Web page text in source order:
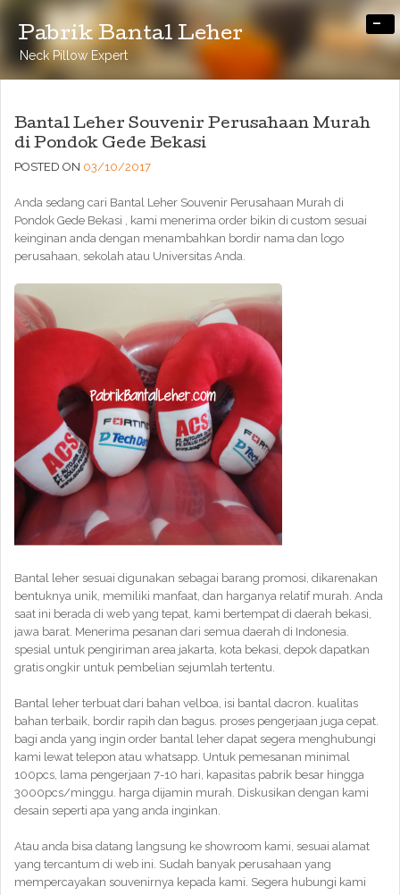
Pabrik Bantal Leher
Neck Pillow Expert
-
Bantal Leher Souvenir Perusahaan Murah
di Pondok Gede Bekasi
POSTED ON 03/10/2017
Anda sedang cari Bantal Leher Souvenir Perusahaan Murah di
Pondok Gede Bekasi , kami menerima order bikin di custom sesuai
keinginan anda dengan menambahkan bordir nama dan logo
perusahaan, sekolah atau Universitas Anda.
Bantal leher sesuai digunakan sebagai barang promosi, dikarenakan
bentuknya unik, memiliki manfaat, dan harganya relatif murah. Anda
saat ini berada di web yang tepat, kami bertempat di daerah bekasi,
jawa barat. Menerima pesanan dari semua daerah di Indonesia.
spesial untuk pengiriman area jakarta, kota bekasi, depok dapatkan
gratis ongkir untuk pembelian sejumlah tertentu.
Bantal leher terbuat dari bahan velboa, isi bantal dacron. kualitas
bahan terbaik, bordir rapih dan bagus. proses pengerjaan juga cepat.
bagi anda yang ingin order bantal leher dapat segera menghubungi
kami lewat telepon atau whatsapp. Untuk pemesanan minimal
100pcs, lama pengerjaan 7-10 hari, kapasitas pabrik besar hingga
3000pcs/minggu. harga dijamin murah. Diskusikan dengan kami
desain seperti apa yang anda inginkan.
Atau anda bisa datang langsung ke showroom kami, sesuai alamat
yang tercantum di web ini. Sudah banyak perusahaan yang
mempercayakan souvenirnya kepada kami. Segera hubungi kami